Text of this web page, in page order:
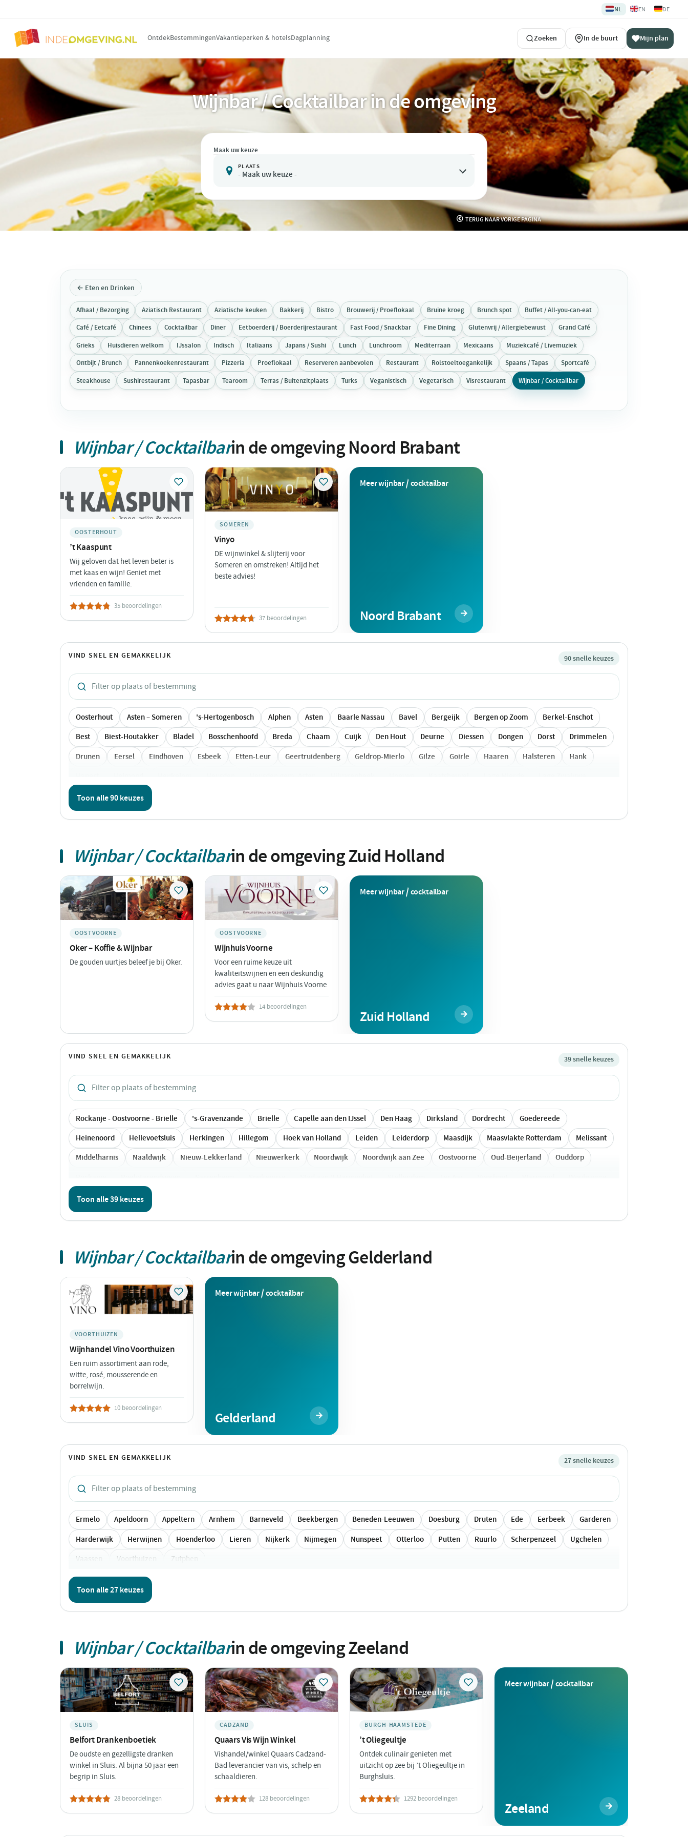
🇳🇱NL 🇬🇧EN 🇩🇪DE
OntdekBestemmingenVakantieparken & hotelsDagplanning Zoeken In de buurt Mijn plan
Wijnbar / Cocktailbar in de omgeving
Maak uw keuze
 PLAATS
- Maak uw keuze -
TERUG NAAR VORIGE PAGINA
← Eten en Drinken
Afhaal / Bezorging Aziatisch Restaurant Aziatische keuken Bakkerij Bistro Brouwerij / Proeflokaal Bruine kroeg Brunch spot Buffet / All-you-can-eat
Café / Eetcafé Chinees Cocktailbar Diner Eetboerderij / Boerderijrestaurant Fast Food / Snackbar Fine Dining Glutenvrij / Allergiebewust Grand Café
Grieks Huisdieren welkom IJssalon Indisch Italiaans Japans / Sushi Lunch Lunchroom Mediterraan Mexicaans Muziekcafé / Livemuziek
Ontbijt / Brunch Pannenkoekenrestaurant Pizzeria Proeflokaal Reserveren aanbevolen Restaurant Rolstoeltoegankelijk Spaans / Tapas Sportcafé
Steakhouse Sushirestaurant Tapasbar Tearoom Terras / Buitenzitplaats Turks Veganistisch Vegetarisch Visrestaurant Wijnbar / Cocktailbar
Wijnbar / Cocktailbarin de omgeving Noord Brabant
OOSTERHOUT
’t Kaaspunt
Wij geloven dat het leven beter is
met kaas en wijn! Geniet met
vrienden en familie.
35 beoordelingen
SOMEREN
Vinyo
DE wijnwinkel & slijterij voor
Someren en omstreken! Altijd het
beste advies!
37 beoordelingen
Meer wijnbar / cocktailbar
Noord Brabant
VIND SNEL EN GEMAKKELIJK 90 snelle keuzes
Oosterhout Asten – Someren 's-Hertogenbosch Alphen Asten Baarle Nassau Bavel Bergeijk Bergen op Zoom
Berkel-Enschot
Best
Biest-Houtakker Bladel Bosschenhoofd Breda Chaam Cuijk Den Hout Deurne Diessen Dongen Dorst
Drimmelen
Drunen
Eersel Eindhoven Esbeek Etten-Leur Geertruidenberg Geldrop-Mierlo Gilze Goirle Haaren Halsteren
Hank
Lierop
Loon op Zand
Ulicoten
Ulvenhout Veen Veldhoven Vessem Vlierden Vlijmen Vught Waalwijk
Toon alle 90 keuzes
Wijnbar / Cocktailbarin de omgeving Zuid Holland
OOSTVOORNE
Oker – Koffie & Wijnbar
De gouden uurtjes beleef je bij Oker.
OOSTVOORNE
Wijnhuis Voorne
Voor een ruime keuze uit
kwaliteitswijnen en een deskundig
advies gaat u naar Wijnhuis Voorne
14 beoordelingen
Meer wijnbar / cocktailbar
Zuid Holland
VIND SNEL EN GEMAKKELIJK 39 snelle keuzes
Rockanje - Oostvoorne - Brielle 's-Gravenzande Brielle Capelle aan den IJssel Den Haag Dirksland Dordrecht
Goedereede
Heinenoord
Hellevoetsluis Herkingen Hillegom Hoek van Holland Leiden Leiderdorp Maasdijk Maasvlakte Rotterdam
Melissant
Middelharnis
Naaldwijk Nieuw-Lekkerland Nieuwerkerk Noordwijk Noordwijk aan Zee Oostvoorne Oud-Beijerland
Ouddorp
Zoeterwoude
Zwartewaal
Toon alle 39 keuzes
Wijnbar / Cocktailbarin de omgeving Gelderland
VOORTHUIZEN
Wijnhandel Vino Voorthuizen
Een ruim assortiment aan rode,
witte, rosé, mousserende en
borrelwijn.
10 beoordelingen
Meer wijnbar / cocktailbar
Gelderland
VIND SNEL EN GEMAKKELIJK 27 snelle keuzes
Ermelo Apeldoorn Appeltern Arnhem Barneveld Beekbergen Beneden-Leeuwen Doesburg Druten Ede Eerbeek
Garderen
Harderwijk
Herwijnen Hoenderloo Lieren Nijkerk Nijmegen Nunspeet Otterloo Putten Ruurlo Scherpenzeel
Ugchelen
Vaassen
Voorthuizen Zutphen
Toon alle 27 keuzes
Wijnbar / Cocktailbarin de omgeving Zeeland
SLUIS
Belfort Drankenboetiek
De oudste en gezelligste dranken
winkel in Sluis. Al bijna 50 jaar een
begrip in Sluis.
28 beoordelingen
CADZAND
Quaars Vis Wijn Winkel
Vishandel/winkel Quaars Cadzand-
Bad leverancier van vis, schelp en
schaaldieren.
128 beoordelingen
BURGH-HAAMSTEDE
’t Oliegeultje
Ontdek culinair genieten met
uitzicht op zee bij ’t Oliegeultje in
Burghsluis.
1292 beoordelingen
Meer wijnbar / cocktailbar
Zeeland